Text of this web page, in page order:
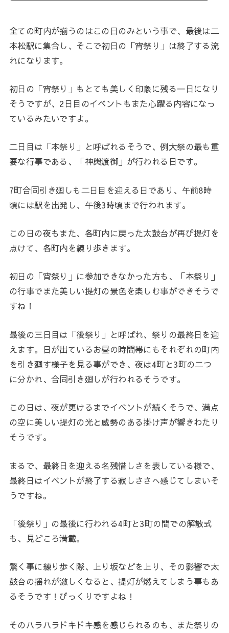
全ての町内が揃うのはこの日のみという事で、最後は二
本松駅に集合し、そこで初日の「宵祭り」は終了する流
れになります。
初日の「宵祭り」もとても美しく印象に残る一日になり
そうですが、2日目のイベントもまた心躍る内容になっ
ているみたいですよ。
二日目は「本祭り」と呼ばれるそうで、例大祭の最も重
要な行事である、「神輿渡御」が行われる日です。
7町合同引き廻しも二日目を迎える日であり、午前8時
頃には駅を出発し、午後3時頃まで行われます。
この日の夜もまた、各町内に戻った太鼓台が再び提灯を
点けて、各町内を練り歩きます。
初日の「宵祭り」に参加できなかった方も、「本祭り」
の行事でまた美しい提灯の景色を楽しむ事ができそうで
すね！
最後の三日目は「後祭り」と呼ばれ、祭りの最終日を迎
えます。日が出ているお昼の時間帯にもそれぞれの町内
を引き廻す様子を見る事ができ、夜は4町と3町の二つ
に分かれ、合同引き廻しが行われるそうです。
この日は、夜が更けるまでイベントが続くそうで、満点
の空に美しい提灯の光と威勢のある掛け声が響きわたり
そうです。
まるで、最終日を迎える名残惜しさを表している様で、
最終日はイベントが終了する寂しささへ感じてしまいそ
うですね。
「後祭り」の最後に行われる4町と3町の間での解散式
も、見どころ満載。
驚く事に練り歩く際、上り坂などを上り、その影響で太
鼓台の揺れが激しくなると、提灯が燃えてしまう事もあ
るそうです！びっくりですよね！
そのハラハラドキドキ感を感じられるのも、また祭りの